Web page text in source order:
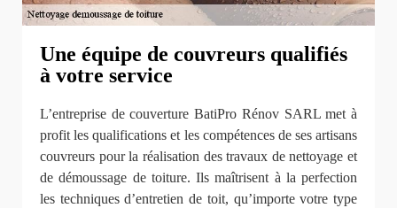
Une équipe de couvreurs qualifiés
à votre service
L’entreprise de couverture BatiPro Rénov SARL met à
profit les qualifications et les compétences de ses artisans
couvreurs pour la réalisation des travaux de nettoyage et
de démoussage de toiture. Ils maîtrisent à la perfection
les techniques d’entretien de toit, qu’importe votre type